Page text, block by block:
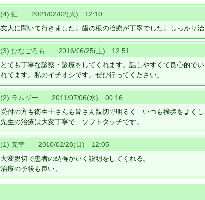
(4) 虹 2021/02/02(火) 12:10
友人に聞いて行きました。歯の根の治療が丁寧でした。しっかり
(3) ひなごろも 2016/06/25(土) 12:51
とても丁寧な診察・診療をしてくれます。話しやすくて良心的で
れてます。私のイチオシです。ぜひ行ってください。
(2) ラムジー 2011/07/06(水) 00:16
受付の方も衛生士さんも皆さん親切で明るく、いつも挨拶をよく
先生の治療は大変丁寧で、ソフトタッチです。
(1) 克幸 2010/02/28(日) 12:05
大変親切で患者の納得がいく説明をしてくれる。
治療の予後も良い。